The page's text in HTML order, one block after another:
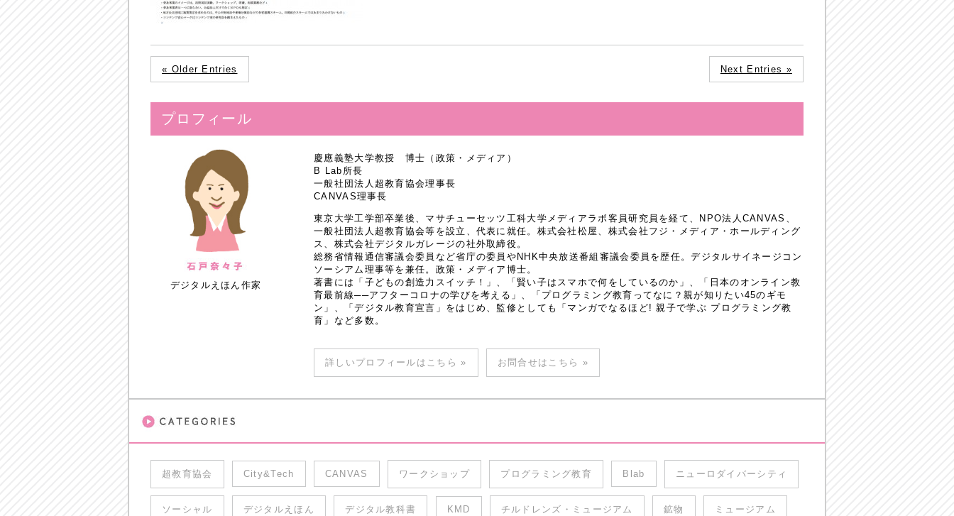
« Older Entries Next Entries »
プロフィール
デジタルえほん作家
慶應義塾大学教授 博士（政策・メディア）
B Lab所長
一般社団法人超教育協会理事長
CANVAS理事長
東京大学工学部卒業後、マサチューセッツ工科大学メディアラボ客員研究員を経て、NPO法人CANVAS、
一般社団法人超教育協会等を設立、代表に就任。株式会社松屋、株式会社フジ・メディア・ホールディング
ス、株式会社デジタルガレージの社外取締役。
総務省情報通信審議会委員など省庁の委員やNHK中央放送番組審議会委員を歴任。デジタルサイネージコン
ソーシアム理事等を兼任。政策・メディア博士。
著書には「子どもの創造力スイッチ！」、「賢い子はスマホで何をしているのか」、「日本のオンライン教
育最前線──アフターコロナの学びを考える」、「プログラミング教育ってなに？親が知りたい45のギモ
ン」、「デジタル教育宣言」をはじめ、監修としても「マンガでなるほど! 親子で学ぶ プログラミング教
育」など多数。
詳しいプロフィールはこちら » お問合せはこちら »
超教育協会 City&Tech CANVAS ワークショップ プログラミング教育 Blab ニューロダイバーシティ
ソーシャル デジタルえほん デジタル教科書 KMD チルドレンズ・ミュージアム 鉱物 ミュージアム